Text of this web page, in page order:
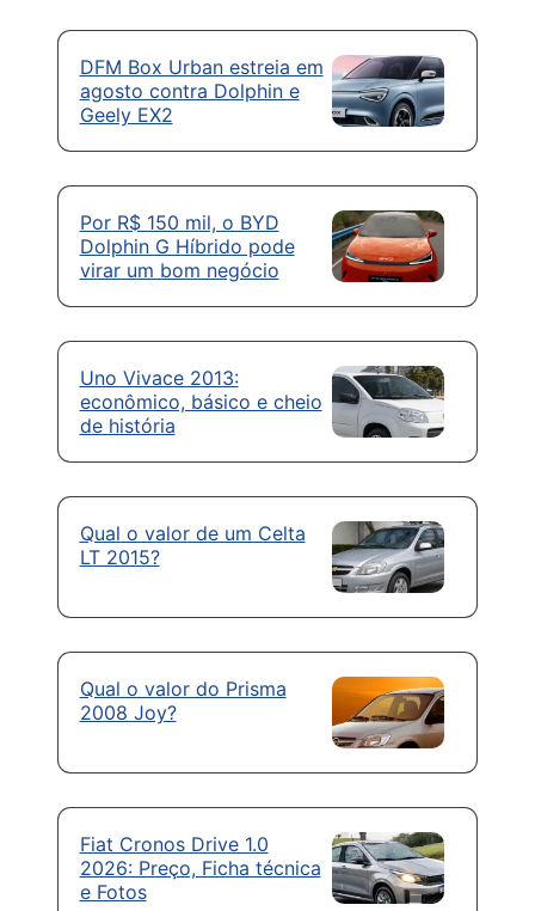
DFM Box Urban estreia em
agosto contra Dolphin e
Geely EX2
Por R$ 150 mil, o BYD
Dolphin G Híbrido pode
virar um bom negócio
Uno Vivace 2013:
econômico, básico e cheio
de história
Qual o valor de um Celta
LT 2015?
Qual o valor do Prisma
2008 Joy?
Fiat Cronos Drive 1.0
2026: Preço, Ficha técnica
e Fotos